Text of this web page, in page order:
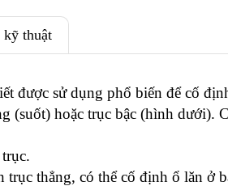
thuật
được sử dụng phổ biến để cố
(suốt) hoặc trục bậc (hình dưới).
thẳng, có thể cố định ổ lăn ở